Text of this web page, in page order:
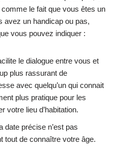
le fait que vous êtes un
avez un handicap ou pas,
vous pouvez indiquer :
le dialogue entre vous et
plus rassurant de
avec quelqu’un qui connait
plus pratique pour les
votre lieu d’habitation.
date précise n’est pas
tout de connaître votre âge.